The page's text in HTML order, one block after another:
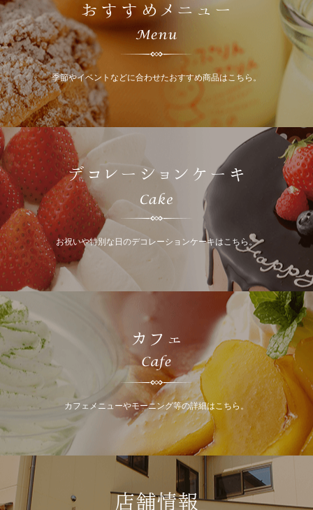
おすすめメニュー
季節やイベントなどに合わせたおすすめ商品はこちら。
デコレーションケーキ
お祝いや特別な日のデコレーションケーキはこちら。
カフェ
カフェメニューやモーニング等の詳細はこちら。
店舗情報